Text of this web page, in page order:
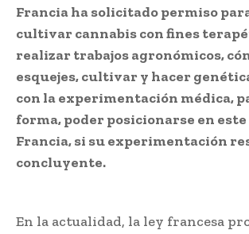
Francia ha solicitado permiso
cultivar cannabis con fines
realizar trabajos agronómicos,
esquejes, cultivar y hacer
con la experimentación médica,
forma, poder posicionarse en
Francia, si su experimentación
concluyente.
En la actualidad, la ley francesa